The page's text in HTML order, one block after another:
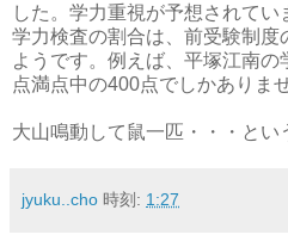
した。学力重視が予想されて
学力検査の割合は、前受験制度
ようです。例えば、平塚江南
点満点中の400点でしかありませ
大山鳴動して鼠一匹・・・とい
jyuku..cho 時刻: 1:27